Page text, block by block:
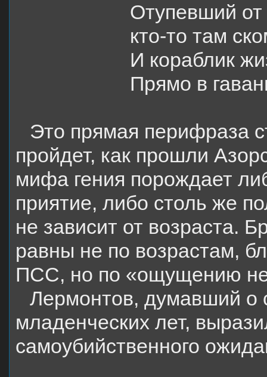
Отупевший
кто-то там
И кораблик
Прямо в
Это прямая перифраза
пройдет, как прошли
мифа гения порождает
приятие, либо столь же
не зависит от возраста.
равны не по возрастам,
ПСС, но по «ощущению
Лермонтов, думавший о
младенческих лет,
самоубийственного